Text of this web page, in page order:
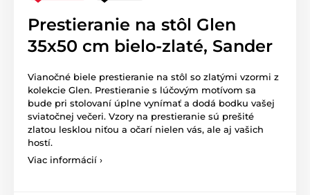
Prestieranie na stôl Glen
35x50 cm bielo-zlaté, Sander
Vianočné biele prestieranie na stôl so zlatými vzormi z
kolekcie Glen. Prestieranie s lúčovým motívom sa
bude pri stolovaní úplne vynímať a dodá bodku vašej
sviatočnej večeri. Vzory na prestieranie sú prešité
zlatou lesklou niťou a očarí nielen vás, ale aj vašich
hostí.
Viac informácií ›